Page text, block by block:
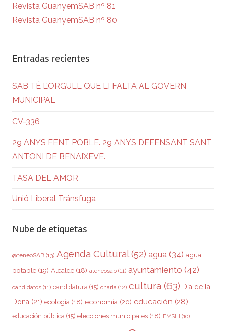
Revista GuanyemSAB nº 81
Revista GuanyemSAB nº 80
Entradas recientes
SAB TÉ L’ORGULL QUE LI FALTA AL GOVERN
MUNICIPAL
CV-336
29 ANYS FENT POBLE. 29 ANYS DEFENSANT SANT
ANTONI DE BENAIXEVE.
TASA DEL AMOR
Unió Liberal Tránsfuga
Nube de etiquetas
@teneoSAB (13) Agenda Cultural(52) agua (34) agua
potable (19) Alcalde (18) ateneosab (11) ayuntamiento (42)
candidatos (11) candidatura (15) charla (12) cultura (63) Día de la
Dona (21) ecología (18) economía (20) educación (28)
educación pública (15) elecciones municipales (18) EMSHI (10)